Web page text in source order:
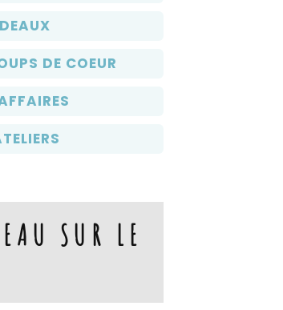
DE COEUR
SUR LE